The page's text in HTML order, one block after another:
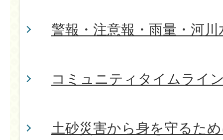
警報・注意報・雨量・河
コミュニティタイムライ
土砂災害から身を守るた